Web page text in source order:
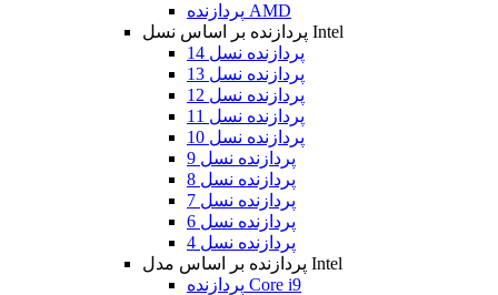
پردازنده AMD
پردازنده بر اساس نسل Intel
پردازنده نسل 14
پردازنده نسل 13
پردازنده نسل 12
پردازنده نسل 11
پردازنده نسل 10
پردازنده نسل 9
پردازنده نسل 8
پردازنده نسل 7
پردازنده نسل 6
پردازنده نسل 4
پردازنده بر اساس مدل Intel
پردازنده Core i9